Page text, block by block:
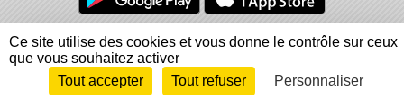
Charte cookies
Gestion des cookies
Informations légales
Signaler un contenu inapproprié
Envie de participer ?
Connexion
Ce site utilise des cookies et vous donne le contrôle sur ceux
que vous souhaitez activer
Tout accepter
Tout refuser Personnaliser